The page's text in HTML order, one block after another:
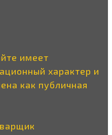
имеет
характер и
как публичная